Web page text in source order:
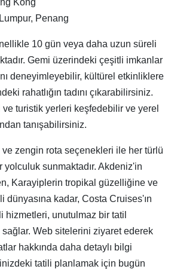
Kong
Penang
10 gün veya daha uzun süreli
Gemi üzerindeki çeşitli imkanlar
deneyimleyebilir, kültürel etkinliklere
rahatlığın tadını çıkarabilirsiniz.
ve turistik yerleri keşfedebilir ve yerel
tanışabilirsiniz.
zengin rota seçenekleri ile her türlü
sunmaktadır. Akdeniz'in
Karayiplerin tropikal güzelliğine ve
dünyasına kadar, Costa Cruises'ın
hizmetleri, unutulmaz bir tatil
sağlar. Web sitelerini ziyaret ederek
hakkında daha detaylı bilgi
tatili planlamak için bugün